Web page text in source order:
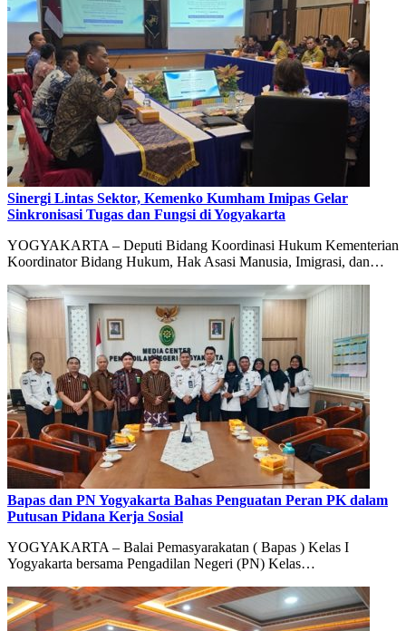
Sinergi Lintas Sektor, Kemenko Kumham Imipas Gelar
Sinkronisasi Tugas dan Fungsi di Yogyakarta
YOGYAKARTA – Deputi Bidang Koordinasi Hukum Kementerian
Koordinator Bidang Hukum, Hak Asasi Manusia, Imigrasi, dan…
Bapas dan PN Yogyakarta Bahas Penguatan Peran PK dalam
Putusan Pidana Kerja Sosial
YOGYAKARTA – Balai Pemasyarakatan ( Bapas ) Kelas I
Yogyakarta bersama Pengadilan Negeri (PN) Kelas…